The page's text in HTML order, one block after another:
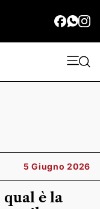
5 Giugno 2026
qual è la